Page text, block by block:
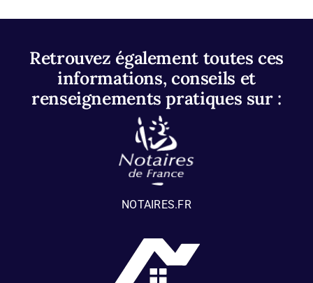
Retrouvez également toutes ces
informations, conseils et
renseignements pratiques sur :
NOTAIRES.FR